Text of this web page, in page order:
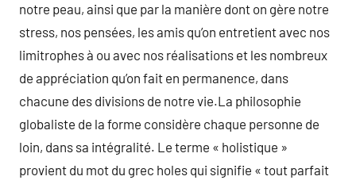
notre peau, ainsi que par la manière dont on gère notre
stress, nos pensées, les amis qu’on entretient avec nos
limitrophes à ou avec nos réalisations et les nombreux
de appréciation qu’on fait en permanence, dans
chacune des divisions de notre vie.La philosophie
globaliste de la forme considère chaque personne de
loin, dans sa intégralité. Le terme « holistique »
provient du mot du grec holes qui signifie « tout parfait